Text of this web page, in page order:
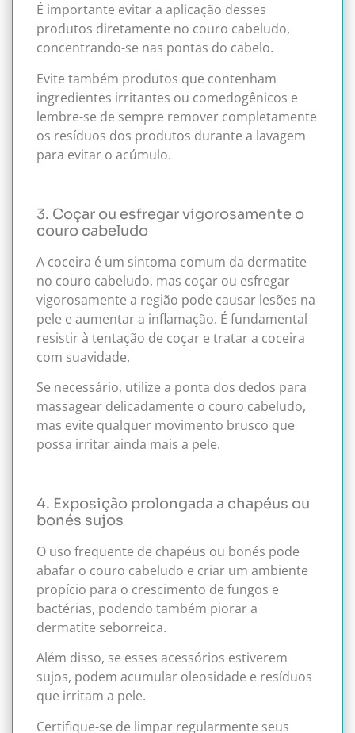
É importante evitar a aplicação desses
produtos diretamente no couro cabeludo,
concentrando-se nas pontas do cabelo.
Evite também produtos que contenham
ingredientes irritantes ou comedogênicos e
lembre-se de sempre remover completamente
os resíduos dos produtos durante a lavagem
para evitar o acúmulo.
3. Coçar ou esfregar vigorosamente o
couro cabeludo
A coceira é um sintoma comum da dermatite
no couro cabeludo, mas coçar ou esfregar
vigorosamente a região pode causar lesões na
pele e aumentar a inflamação. É fundamental
resistir à tentação de coçar e tratar a coceira
com suavidade.
Se necessário, utilize a ponta dos dedos para
massagear delicadamente o couro cabeludo,
mas evite qualquer movimento brusco que
possa irritar ainda mais a pele.
4. Exposição prolongada a chapéus ou
bonés sujos
O uso frequente de chapéus ou bonés pode
abafar o couro cabeludo e criar um ambiente
propício para o crescimento de fungos e
bactérias, podendo também piorar a
dermatite seborreica.
Além disso, se esses acessórios estiverem
sujos, podem acumular oleosidade e resíduos
que irritam a pele.
Certifique-se de limpar regularmente seus